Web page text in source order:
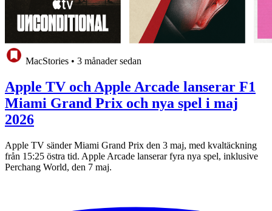
MacStories • 3 månader sedan
Apple TV och Apple Arcade lanserar F1
Miami Grand Prix och nya spel i maj
2026
Apple TV sänder Miami Grand Prix den 3 maj, med kvaltäckning
från 15:25 östra tid. Apple Arcade lanserar fyra nya spel, inklusive
Perchang World, den 7 maj.